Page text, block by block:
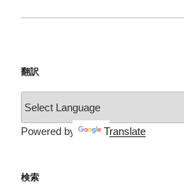
翻訳
Powered by Translate
検索